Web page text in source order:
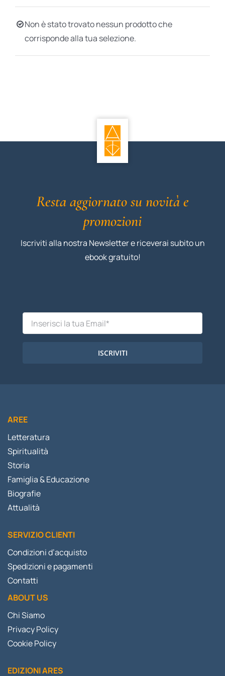
BIOGRAFIE
ATTUALITÀ
Non è stato trovato nessun prodotto che
corrisponde alla tua selezione.
Resta aggiornato su novità e
promozioni
Iscriviti alla nostra Newsletter e riceverai subito un
ebook gratuito!
ISCRIVITI
AREE
Letteratura
Spiritualità
Storia
Famiglia & Educazione
Biografie
Attualità
SERVIZIO CLIENTI
Condizioni d’acquisto
Spedizioni e pagamenti
Contatti
ABOUT US
Chi Siamo
Privacy Policy
Cookie Policy
EDIZIONI ARES